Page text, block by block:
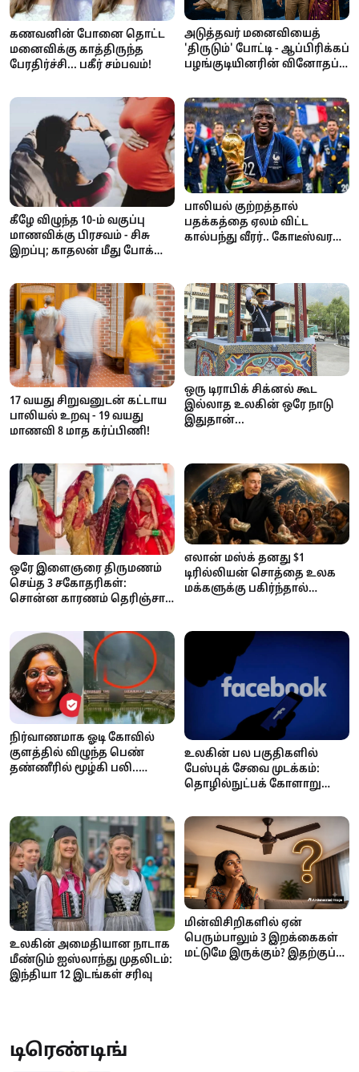
கணவனின் போனை தொட்ட
மனைவிக்கு காத்திருந்த
பேரதிர்ச்சி... பகீர் சம்பவம்!
அடுத்தவர் மனைவியைத்
'திருடும்' போட்டி - ஆப்பிரிக்கப்
பழங்குடியினரின் வினோதப்
கீழே விழுந்த 10-ம் வகுப்பு
மாணவிக்கு பிரசவம் - சிசு
இறப்பு; காதலன் மீது போக்சோ
பாலியல் குற்றத்தால்
பதக்கத்தை ஏலம் விட்ட
கால்பந்து வீரர்.. கோடீஸ்வரன்
17 வயது சிறுவனுடன் கட்டாய
பாலியல் உறவு - 19 வயது
மாணவி 8 மாத கர்ப்பிணி!
ஒரு டிராபிக் சிக்னல் கூட
இல்லாத உலகின் ஒரே நாடு
இதுதான்...
ஒரே இளைஞரை திருமணம்
செய்த 3 சகோதரிகள்:
சொன்ன காரணம் தெரிஞ்சா
எலான் மஸ்க் தனது $1
டிரில்லியன் சொத்தை உலக
மக்களுக்கு பகிர்ந்தால்
வைக்கும் கணக்குகள்!
நிர்வாணமாக ஓடி கோவில்
குளத்தில் விழுந்த பெண்
தண்ணீரில் மூழ்கி பலி..
உலகின் பல பகுதிகளில்
பேஸ்புக் சேவை முடக்கம்:
தொழில்நுட்பக் கோளாறு
அதிகாரப்பூர்வ தகவல்!
உலகின் அமைதியான நாடாக
மீண்டும் ஐஸ்லாந்து முதலிடம்:
இந்தியா 12 இடங்கள் சரிவு
மின்விசிறிகளில் ஏன்
பெரும்பாலும் 3 இறக்கைகள்
மட்டுமே இருக்கும்? இதற்குப்
டிரெண்டிங்